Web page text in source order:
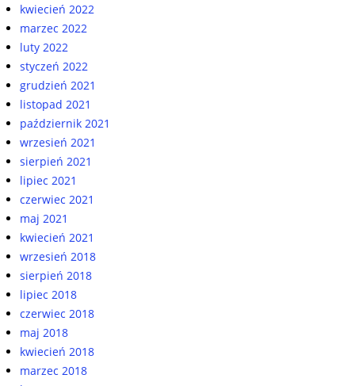
kwiecień 2022
marzec 2022
luty 2022
styczeń 2022
grudzień 2021
listopad 2021
październik 2021
wrzesień 2021
sierpień 2021
lipiec 2021
czerwiec 2021
maj 2021
kwiecień 2021
wrzesień 2018
sierpień 2018
lipiec 2018
czerwiec 2018
maj 2018
kwiecień 2018
marzec 2018